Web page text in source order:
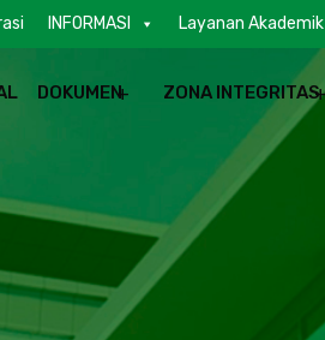
INFORMASI Layanan Akademik
DOKUMEN ZONA INTEGRITAS